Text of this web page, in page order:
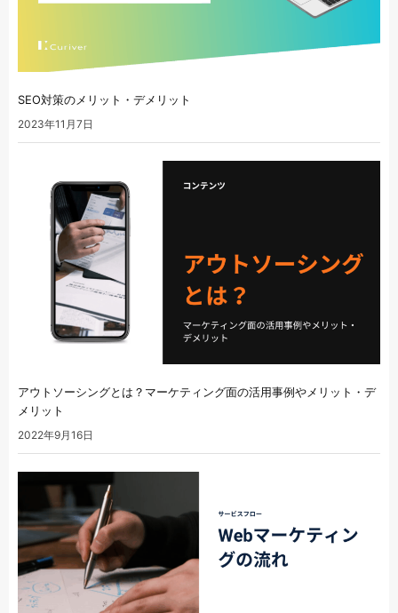
SEO対策のメリット・デメリット
2023年11月7日
アウトソーシングとは？マーケティング面の活用事例やメリット・デ
メリット
2022年9月16日